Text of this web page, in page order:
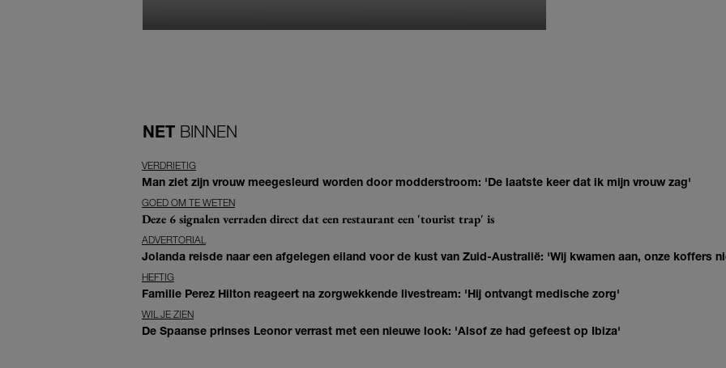
NET BINNEN
VERDRIETIG
Man ziet zijn vrouw meegesleurd worden door modderstroom: 'De laatste keer dat ik mijn vrouw zag'
GOED OM TE WETEN
Deze 6 signalen verraden direct dat een restaurant een 'tourist trap' is
ADVERTORIAL
Jolanda reisde naar een afgelegen eiland voor de kust van Zuid-Australië: 'Wij kwamen aan, onze koffers
HEFTIG
Familie Perez Hilton reageert na zorgwekkende livestream: 'Hij ontvangt medische zorg'
WIL JE ZIEN
De Spaanse prinses Leonor verrast met een nieuwe look: 'Alsof ze had gefeest op Ibiza'